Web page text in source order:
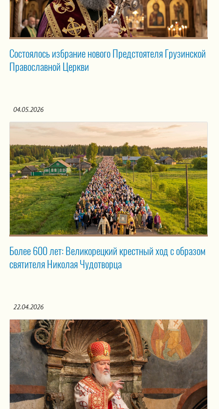
Состоялось избрание нового Предстоятеля Грузинской
Православной Церкви
04.05.2026
Более 600 лет: Великорецкий крестный ход с образом
святителя Николая Чудотворца
22.04.2026